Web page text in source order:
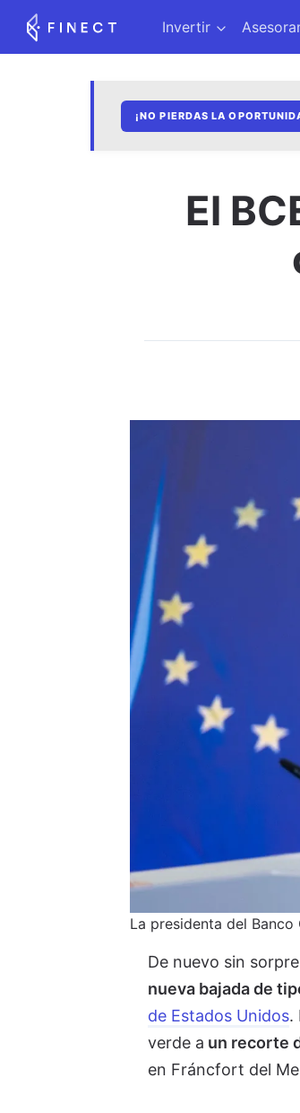
Invertir
¡NO PIERDAS LA
El
La presidenta del Banco
De nuevo sin
nueva bajada de
de Estados Unidos.
verde a un recorte
en Fráncfort del